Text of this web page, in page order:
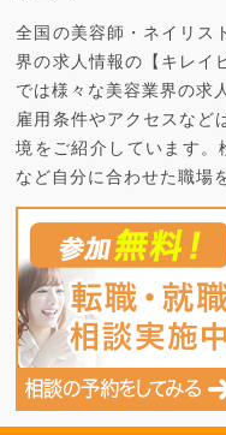
全国の美容師・ネイリス
界の求人情報の【キレイ
では様々な美容業界の求
雇用条件やアクセスなど
境をご紹介しています
など自分に合わせた職場